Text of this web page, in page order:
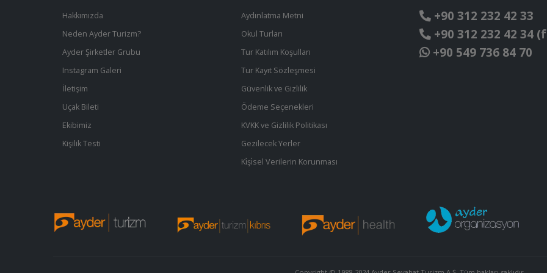
Hakkımızda
Neden Ayder Turizm?
Ayder Şirketler Grubu
Instagram Galeri
İletişim
Uçak Bileti
Ekibimiz
Kişilik Testi
Aydınlatma Metni
Okul Turları
Tur Katılım Koşulları
Tur Kayıt Sözleşmesi
Güvenlik ve Gizlilik
Ödeme Seçenekleri
KVKK ve Gizlilik Politikası
Gezilecek Yerler
Ki̇şi̇sel Verilerin Korunması
+90 312 232 42 33
+90 312 232 42 34
+90 549 736 84 70